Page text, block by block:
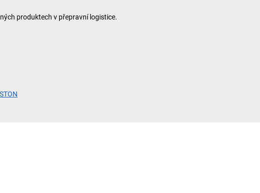
produktech v přepravní logistice.